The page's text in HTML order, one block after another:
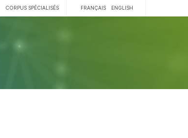
CORPUS SPÉCIALISÉS FRANÇAIS ENGLISH